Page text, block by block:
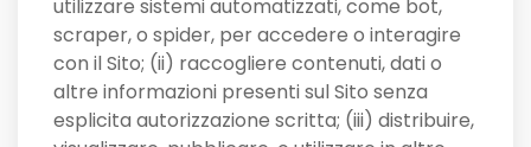
utilizzare sistemi automatizzati, come bot,
scraper, o spider, per accedere o interagire
con il Sito; (ii) raccogliere contenuti, dati o
altre informazioni presenti sul Sito senza
esplicita autorizzazione scritta; (iii) distribuire,